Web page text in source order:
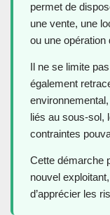
permet de
une vente, une
ou une opération
Il ne se limite
également
liés au sous-sol,
contraintes
Cette démarche
nouvel
d’apprécier les